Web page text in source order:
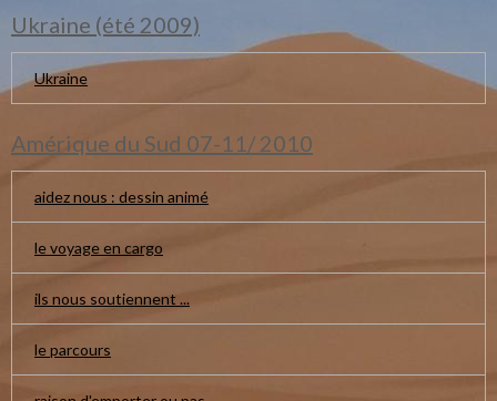
Ukraine (été 2009)
Ukraine
Amérique du Sud 07-11/ 2010
aidez nous : dessin animé
le voyage en cargo
ils nous soutiennent ...
le parcours